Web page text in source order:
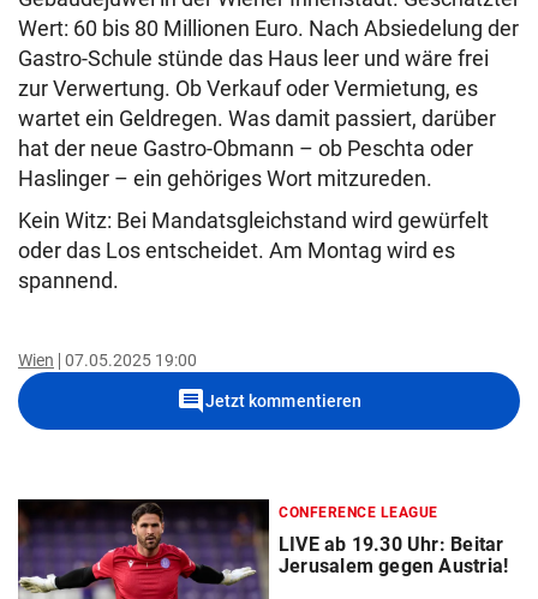
Wert: 60 bis 80 Millionen Euro. Nach Absiedelung der
Gastro-Schule stünde das Haus leer und wäre frei
zur Verwertung. Ob Verkauf oder Vermietung, es
wartet ein Geldregen. Was damit passiert, darüber
hat der neue Gastro-Obmann – ob Peschta oder
Haslinger – ein gehöriges Wort mitzureden.
Kein Witz: Bei Mandatsgleichstand wird gewürfelt
oder das Los entscheidet. Am Montag wird es
spannend.
Wien 07.05.2025 19:00
commentJetzt kommentieren
CONFERENCE LEAGUE
LIVE ab 19.30 Uhr: Beitar
Jerusalem gegen Austria!